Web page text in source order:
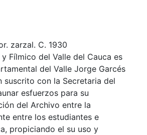
zarzal. C. 1930
Fílmico del Valle del Cauca es
del Valle Jorge Garcés
con la Secretaria del
esfuerzos para su
del Archivo entre la
entre los estudiantes e
propiciando el su uso y